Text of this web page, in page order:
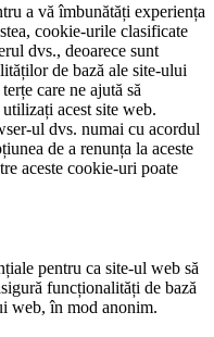
a vă îmbunătăți experiența
cookie-urile clasificate
dvs., deoarece sunt
de bază ale site-ului
care ne ajută să
acest site web.
ul dvs. numai cu acordul
de a renunța la aceste
aceste cookie-uri poate
pentru ca site-ul web să
funcționalități de bază
web, în mod anonim.